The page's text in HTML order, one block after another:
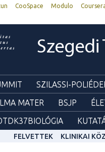
CooSpace Modulo
SZILASSI-
MATER BSJP
FELVETTEK KLINIKAI